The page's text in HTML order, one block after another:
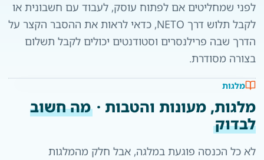
לפני שמחליטים אם לפתוח עוסק, לעבוד עם חשבונית או
לקבל תלוש דרך NETO, כדאי לראות את ההסבר הקצר על
הדרך שבה פרילנסרים וסטודנטים יכולים לקבל תשלום
בצורה מסודרת.
מלגות
מלגות, מעונות והטבות · מה חשוב
לבדוק
לא כל הכנסה פוגעת במלגה, אבל חלק מהמלגות